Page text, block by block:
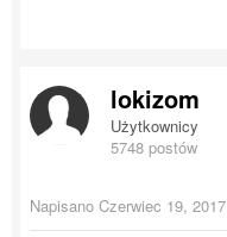
lokizom
Użytkownicy
5748 postów
Napisano Czerwiec 19, 2017